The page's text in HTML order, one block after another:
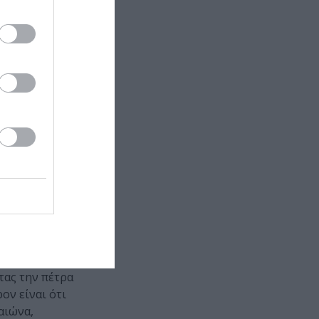
στο
και
της
της θέσης
θα
την πέτρα
είναι ότι